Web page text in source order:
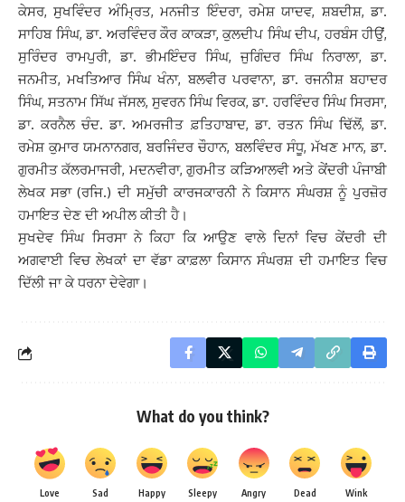
ਕੇਸਰ, ਸੁਖਵਿੰਦਰ ਅੰਮ੍ਰਿਤ, ਮਨਜੀਤ ਇੰਦਰਾ, ਰਮੇਸ਼ ਯਾਦਵ, ਸ਼ਬਦੀਸ਼, ਡਾ.
ਸਾਹਿਬ ਸਿੰਘ, ਡਾ. ਅਰਵਿੰਦਰ ਕੌਰ ਕਾਕੜਾ, ਕੁਲਦੀਪ ਸਿੰਘ ਦੀਪ, ਹਰਬੰਸ ਹੀਉਂ,
ਸੁਰਿੰਦਰ ਰਾਮਪੁਰੀ, ਡਾ. ਭੀਮਇੰਦਰ ਸਿੰਘ, ਜੁਗਿੰਦਰ ਸਿੰਘ ਨਿਰਾਲਾ, ਡਾ.
ਜਨਮੀਤ, ਮਖਤਿਆਰ ਸਿੰਘ ਖੰਨਾ, ਬਲਵੀਰ ਪਰਵਾਨਾ, ਡਾ. ਰਜਨੀਸ਼ ਬਹਾਦਰ
ਸਿੰਘ, ਸਤਨਾਮ ਸਿੱਘ ਜੱਸਲ, ਸੁਵਰਨ ਸਿੰਘ ਵਿਰਕ, ਡਾ. ਹਰਵਿੰਦਰ ਸਿੰਘ ਸਿਰਸਾ,
ਡਾ. ਕਰਨੈਲ ਚੰਦ. ਡਾ. ਅਮਰਜੀਤ ਫ਼ਤਿਹਾਬਾਦ, ਡਾ. ਰਤਨ ਸਿੰਘ ਢਿੱਲੋਂ, ਡਾ.
ਰਮੇਸ਼ ਕੁਮਾਰ ਯਮਨਾਨਗਰ, ਬਰਜਿੰਦਰ ਚੌਹਾਨ, ਬਲਵਿੰਦਰ ਸੰਧੂ, ਮੱਖਣ ਮਾਨ, ਡਾ.
ਗੁਰਮੀਤ ਕੱਲਰਮਾਜਰੀ, ਮਦਨਵੀਰਾ, ਗੁਰਮੀਤ ਕੜਿਆਲਵੀ ਅਤੇ ਕੇਂਦਰੀ ਪੰਜਾਬੀ
ਲੇਖਕ ਸਭਾ (ਰਜਿ.) ਦੀ ਸਮੁੱਚੀ ਕਾਰਜਕਾਰਨੀ ਨੇ ਕਿਸਾਨ ਸੰਘਰਸ਼ ਨੂੰ ਪੁਰਜ਼ੋਰ
ਹਮਾਇਤ ਦੇਣ ਦੀ ਅਪੀਲ ਕੀਤੀ ਹੈ।
ਸੁਖਦੇਵ ਸਿੰਘ ਸਿਰਸਾ ਨੇ ਕਿਹਾ ਕਿ ਆਉਣ ਵਾਲੇ ਦਿਨਾਂ ਵਿਚ ਕੇਂਦਰੀ ਦੀ
ਅਗਵਾਈ ਵਿਚ ਲੇਖਕਾਂ ਦਾ ਵੱਡਾ ਕਾਫ਼ਲਾ ਕਿਸਾਨ ਸੰਘਰਸ਼ ਦੀ ਹਮਾਇਤ ਵਿਚ
ਦਿੱਲੀ ਜਾ ਕੇ ਧਰਨਾ ਦੇਵੇਗਾ।
What do you think?
Love Sad Happy Sleepy Angry Dead Wink